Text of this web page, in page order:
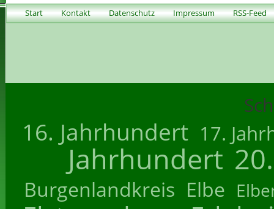
Start Kontakt Datenschutz Impressum RSS-Feed
16. Jahrhundert 17.
Jahrhundert
Burgenlandkreis Elbe